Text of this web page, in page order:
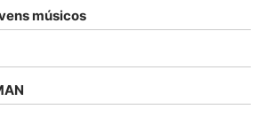
músicos